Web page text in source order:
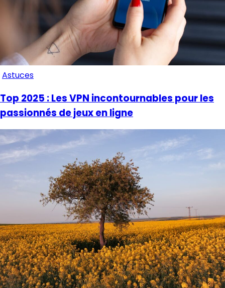
Astuces
Top 2025 : Les VPN incontournables pour les
passionnés de jeux en ligne